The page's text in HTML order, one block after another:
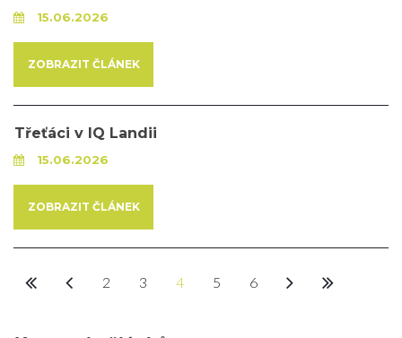
15.06.2026
ZOBRAZIT ČLÁNEK
Třeťáci v IQ Landii
15.06.2026
ZOBRAZIT ČLÁNEK
2 3 4 5 6